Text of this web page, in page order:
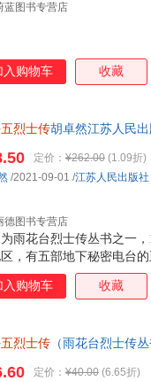
蓝图书专营店
入购物车 收藏
烈士传胡卓然江苏人民出
雨花台烈士传丛书之一
，有五部地下秘密电台
平共谍案”，是指1947年
获”的一起中共地下电台
了完成特殊的使命，献
定价： ¥262.00 (1.09折)
德图书专营店
/2021-09-01 /江苏人民出版社
入购物车 收藏
烈士传 （雨花台烈士传
定价： ¥40.00 (6.65折)